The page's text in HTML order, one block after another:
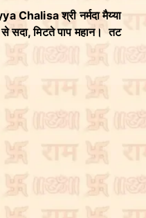
Chalisa श्री नर्मदा मैय्या
से सदा, मिटते पाप महान। तट